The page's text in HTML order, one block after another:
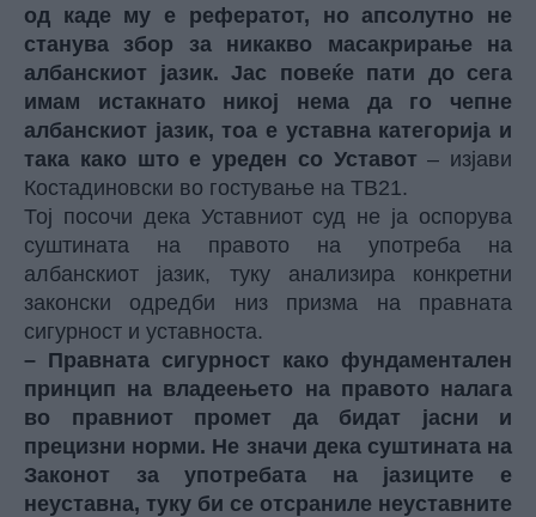
од каде му е рефератот, но апсолутно не
станува збор за никакво масакрирање на
албанскиот јазик. Јас повеќе пати до сега
имам истакнато никој нема да го чепне
албанскиот јазик, тоа е уставна категорија и
така како што е уреден со Уставот – изјави
Костадиновски во гостување на ТВ21.
Тој посочи дека Уставниот суд не ја оспорува
суштината на правото на употреба на
албанскиот јазик, туку анализира конкретни
законски одредби низ призма на правната
сигурност и уставноста.
– Правната сигурност како фундаментален
принцип на владеењето на правото налага
во правниот промет да бидат јасни и
прецизни норми. Не значи дека суштината на
Законот за употребата на јазиците е
неуставна, туку би се отсраниле неуставните